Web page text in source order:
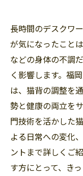
長時間のデスクワ
が気になったこと
などの身体の不調
く影響します。福
は、猫背の調整を
勢と健康の両立を
門技術を活かした
よる日常への変化
ントまで詳しくご
す方にとって、き